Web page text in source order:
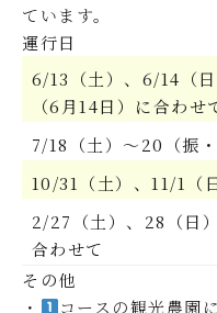
ています。
運行日
6/13（土）、6/14（
（6月14日）に合わせ
7/18（土）～20（振
10/31（土）、11/1（
2/27（土）、28（日
合わせて
その他
・
コースの観光農園